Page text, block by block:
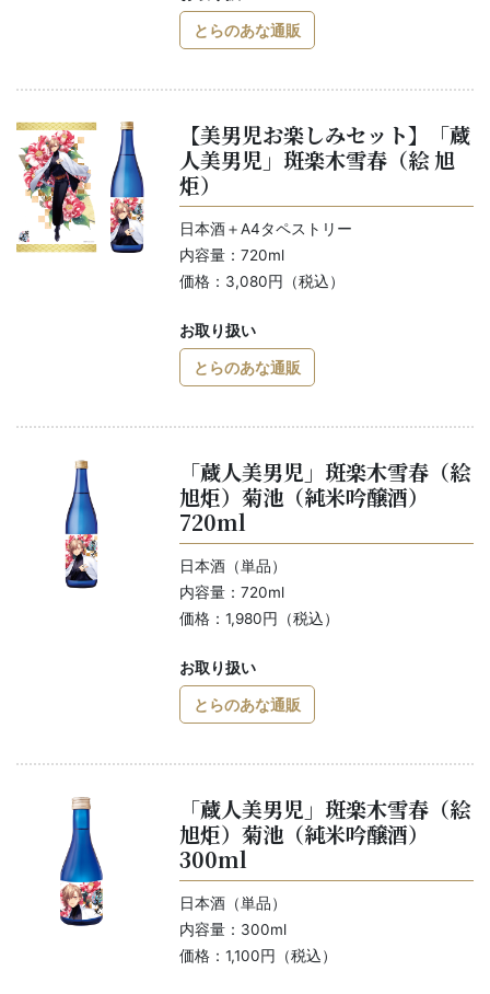
とらのあな通販
【美男児お楽しみセット】「蔵
人美男児」斑楽木雪春（絵 旭
炬）
日本酒＋A4タペストリー
内容量：720ml
価格：3,080円（税込）
お取り扱い
とらのあな通販
「蔵人美男児」斑楽木雪春（絵
旭炬）菊池（純米吟醸酒）
720ml
日本酒（単品）
内容量：720ml
価格：1,980円（税込）
お取り扱い
とらのあな通販
「蔵人美男児」斑楽木雪春（絵
旭炬）菊池（純米吟醸酒）
300ml
日本酒（単品）
内容量：300ml
価格：1,100円（税込）